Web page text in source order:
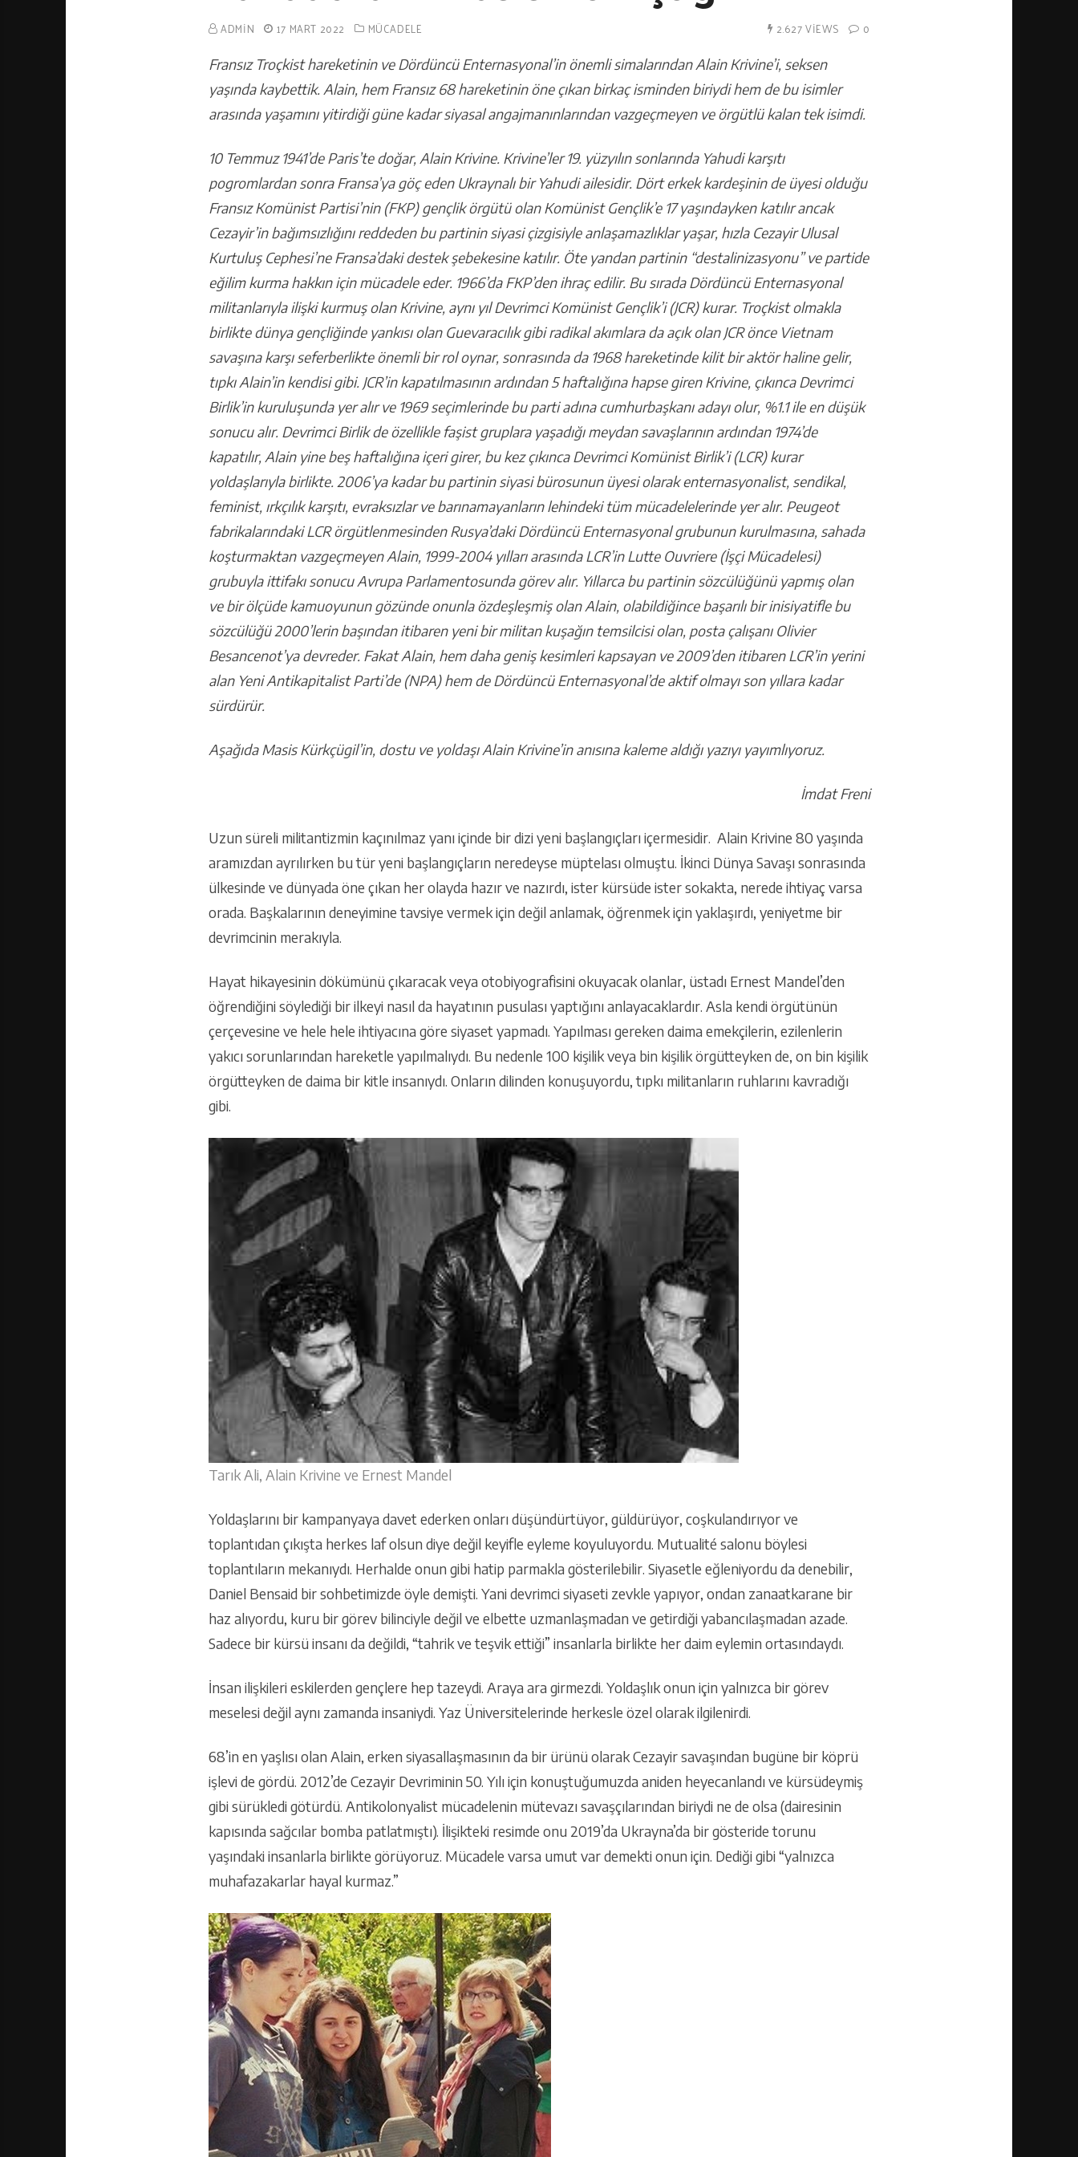
ADMIN 17 MART 2022 MÜCADELE 2.627 VIEWS 0
Fransız Troçkist hareketinin ve Dördüncü Enternasyonal’in önemli simalarından Alain Krivine’i, seksen
yaşında kaybettik. Alain, hem Fransız 68 hareketinin öne çıkan birkaç isminden biriydi hem de bu isimler
arasında yaşamını yitirdiği güne kadar siyasal angajmanınlarından vazgeçmeyen ve örgütlü kalan tek isimdi.
10 Temmuz 1941’de Paris’te doğar, Alain Krivine. Krivine’ler 19. yüzyılın sonlarında Yahudi karşıtı
pogromlardan sonra Fransa’ya göç eden Ukraynalı bir Yahudi ailesidir. Dört erkek kardeşinin de üyesi olduğu
Fransız Komünist Partisi’nin (FKP) gençlik örgütü olan Komünist Gençlik’e 17 yaşındayken katılır ancak
Cezayir’in bağımsızlığını reddeden bu partinin siyasi çizgisiyle anlaşamazlıklar yaşar, hızla Cezayir Ulusal
Kurtuluş Cephesi’ne Fransa’daki destek şebekesine katılır. Öte yandan partinin “destalinizasyonu” ve partide
eğilim kurma hakkın için mücadele eder. 1966’da FKP’den ihraç edilir. Bu sırada Dördüncü Enternasyonal
militanlarıyla ilişki kurmuş olan Krivine, aynı yıl Devrimci Komünist Gençlik’i (JCR) kurar. Troçkist olmakla
birlikte dünya gençliğinde yankısı olan Guevaracılık gibi radikal akımlara da açık olan JCR önce Vietnam
savaşına karşı seferberlikte önemli bir rol oynar, sonrasında da 1968 hareketinde kilit bir aktör haline gelir,
tıpkı Alain’in kendisi gibi. JCR’in kapatılmasının ardından 5 haftalığına hapse giren Krivine, çıkınca Devrimci
Birlik’in kuruluşunda yer alır ve 1969 seçimlerinde bu parti adına cumhurbaşkanı adayı olur, %1.1 ile en düşük
sonucu alır. Devrimci Birlik de özellikle faşist gruplara yaşadığı meydan savaşlarının ardından 1974’de
kapatılır, Alain yine beş haftalığına içeri girer, bu kez çıkınca Devrimci Komünist Birlik’i (LCR) kurar
yoldaşlarıyla birlikte. 2006’ya kadar bu partinin siyasi bürosunun üyesi olarak enternasyonalist, sendikal,
feminist, ırkçılık karşıtı, evraksızlar ve barınamayanların lehindeki tüm mücadelelerinde yer alır. Peugeot
fabrikalarındaki LCR örgütlenmesinden Rusya’daki Dördüncü Enternasyonal grubunun kurulmasına, sahada
koşturmaktan vazgeçmeyen Alain, 1999-2004 yılları arasında LCR’in Lutte Ouvriere (İşçi Mücadelesi)
grubuyla ittifakı sonucu Avrupa Parlamentosunda görev alır. Yıllarca bu partinin sözcülüğünü yapmış olan
ve bir ölçüde kamuoyunun gözünde onunla özdeşleşmiş olan Alain, olabildiğince başarılı bir inisiyatifle bu
sözcülüğü 2000’lerin başından itibaren yeni bir militan kuşağın temsilcisi olan, posta çalışanı Olivier
Besancenot’ya devreder. Fakat Alain, hem daha geniş kesimleri kapsayan ve 2009’den itibaren LCR’in yerini
alan Yeni Antikapitalist Parti’de (NPA) hem de Dördüncü Enternasyonal’de aktif olmayı son yıllara kadar
sürdürür.
Aşağıda Masis Kürkçügil’in, dostu ve yoldaşı Alain Krivine’in anısına kaleme aldığı yazıyı yayımlıyoruz.
İmdat Freni
Uzun süreli militantizmin kaçınılmaz yanı içinde bir dizi yeni başlangıçları içermesidir. Alain Krivine 80 yaşında
aramızdan ayrılırken bu tür yeni başlangıçların neredeyse müptelası olmuştu. İkinci Dünya Savaşı sonrasında
ülkesinde ve dünyada öne çıkan her olayda hazır ve nazırdı, ister kürsüde ister sokakta, nerede ihtiyaç varsa
orada. Başkalarının deneyimine tavsiye vermek için değil anlamak, öğrenmek için yaklaşırdı, yeniyetme bir
devrimcinin merakıyla.
Hayat hikayesinin dökümünü çıkaracak veya otobiyografisini okuyacak olanlar, üstadı Ernest Mandel’den
öğrendiğini söylediği bir ilkeyi nasıl da hayatının pusulası yaptığını anlayacaklardır. Asla kendi örgütünün
çerçevesine ve hele hele ihtiyacına göre siyaset yapmadı. Yapılması gereken daima emekçilerin, ezilenlerin
yakıcı sorunlarından hareketle yapılmalıydı. Bu nedenle 100 kişilik veya bin kişilik örgütteyken de, on bin kişilik
örgütteyken de daima bir kitle insanıydı. Onların dilinden konuşuyordu, tıpkı militanların ruhlarını kavradığı
gibi.
Tarık Ali, Alain Krivine ve Ernest Mandel
Yoldaşlarını bir kampanyaya davet ederken onları düşündürtüyor, güldürüyor, coşkulandırıyor ve
toplantıdan çıkışta herkes laf olsun diye değil keyifle eyleme koyuluyordu. Mutualité salonu böylesi
toplantıların mekanıydı. Herhalde onun gibi hatip parmakla gösterilebilir. Siyasetle eğleniyordu da denebilir,
Daniel Bensaid bir sohbetimizde öyle demişti. Yani devrimci siyaseti zevkle yapıyor, ondan zanaatkarane bir
haz alıyordu, kuru bir görev bilinciyle değil ve elbette uzmanlaşmadan ve getirdiği yabancılaşmadan azade.
Sadece bir kürsü insanı da değildi, “tahrik ve teşvik ettiği” insanlarla birlikte her daim eylemin ortasındaydı.
İnsan ilişkileri eskilerden gençlere hep tazeydi. Araya ara girmezdi. Yoldaşlık onun için yalnızca bir görev
meselesi değil aynı zamanda insaniydi. Yaz Üniversitelerinde herkesle özel olarak ilgilenirdi.
68’in en yaşlısı olan Alain, erken siyasallaşmasının da bir ürünü olarak Cezayir savaşından bugüne bir köprü
işlevi de gördü. 2012’de Cezayir Devriminin 50. Yılı için konuştuğumuzda aniden heyecanlandı ve kürsüdeymiş
gibi sürükledi götürdü. Antikolonyalist mücadelenin mütevazı savaşçılarından biriydi ne de olsa (dairesinin
kapısında sağcılar bomba patlatmıştı). İlişikteki resimde onu 2019’da Ukrayna’da bir gösteride torunu
yaşındaki insanlarla birlikte görüyoruz. Mücadele varsa umut var demekti onun için. Dediği gibi “yalnızca
muhafazakarlar hayal kurmaz.”